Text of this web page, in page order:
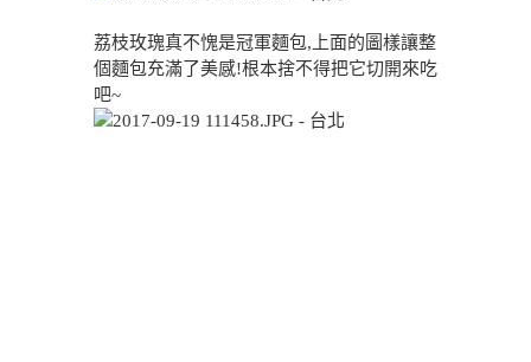
荔枝玫瑰真不愧是冠軍麵包,上面的圖樣讓整
個麵包充滿了美感!根本捨不得把它切開來吃
吧~